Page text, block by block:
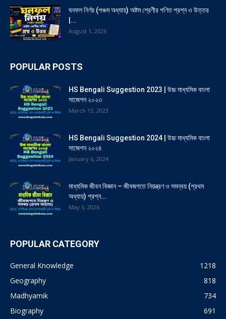
ঘনফল নির্ণয় (পঞ্চম অধ্যায়) অষ্টম শ্রেণীর গণিত প্রশ্ন ও উত্তর
|...
August 1, 2026
POPULAR POSTS
HS Bengali Suggestion 2023 | উচ্চ মাধ্যমিক বাংলা
সাজেশন ২০২৩
March 13, 2023
HS Bengali Suggestion 2024 | উচ্চ মাধ্যমিক বাংলা
সাজেশন ২০২৪
January 6, 2024
মাধ্যমিক জীবন বিজ্ঞান – জীবজগতে নিয়ন্ত্রণ ও সমন্বয় (প্রথম
অধ্যায়) প্রশ্ন...
May 5, 2026
POPULAR CATEGORY
General Knowledge
1218
Geography
818
Madhyamik
734
Biography
691